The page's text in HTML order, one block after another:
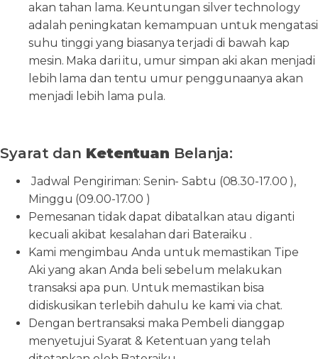
akan tahan lama. Keuntungan silver technology
adalah peningkatan kemampuan untuk mengatasi
suhu tinggi yang biasanya terjadi di bawah kap
mesin. Maka dari itu, umur simpan aki akan menjadi
lebih lama dan tentu umur penggunaanya akan
menjadi lebih lama pula.
Syarat dan Ketentuan Belanja:
Jadwal Pengiriman: Senin- Sabtu (08.30-17.00 ),
Minggu (09.00-17.00 )
Pemesanan tidak dapat dibatalkan atau diganti
kecuali akibat kesalahan dari Bateraiku .
Kami mengimbau Anda untuk memastikan Tipe
Aki yang akan Anda beli sebelum melakukan
transaksi apa pun. Untuk memastikan bisa
didiskusikan terlebih dahulu ke kami via chat.
Dengan bertransaksi maka Pembeli dianggap
menyetujui Syarat & Ketentuan yang telah